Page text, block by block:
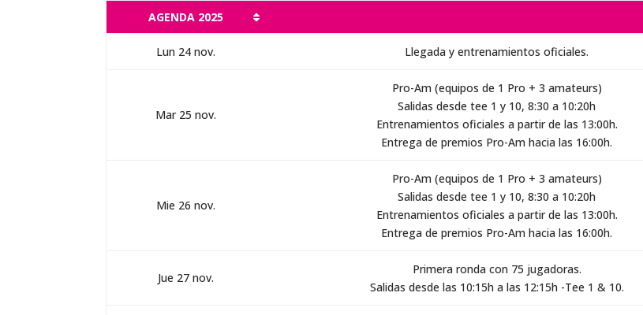
AGENDA 2025
Lun 24 nov. Llegada y entrenamientos oficiales.
Mar 25 nov.
Pro-Am (equipos de 1 Pro + 3 amateurs)
Salidas desde tee 1 y 10, 8:30 a 10:20h
Entrenamientos oficiales a partir de las 13:00h.
Entrega de premios Pro-Am hacia las 16:00h.
Mie 26 nov.
Pro-Am (equipos de 1 Pro + 3 amateurs)
Salidas desde tee 1 y 10, 8:30 a 10:20h
Entrenamientos oficiales a partir de las 13:00h.
Entrega de premios Pro-Am hacia las 16:00h.
Jue 27 nov.
Primera ronda con 75 jugadoras.
Salidas desde las 10:15h a las 12:15h -Tee 1 & 10.